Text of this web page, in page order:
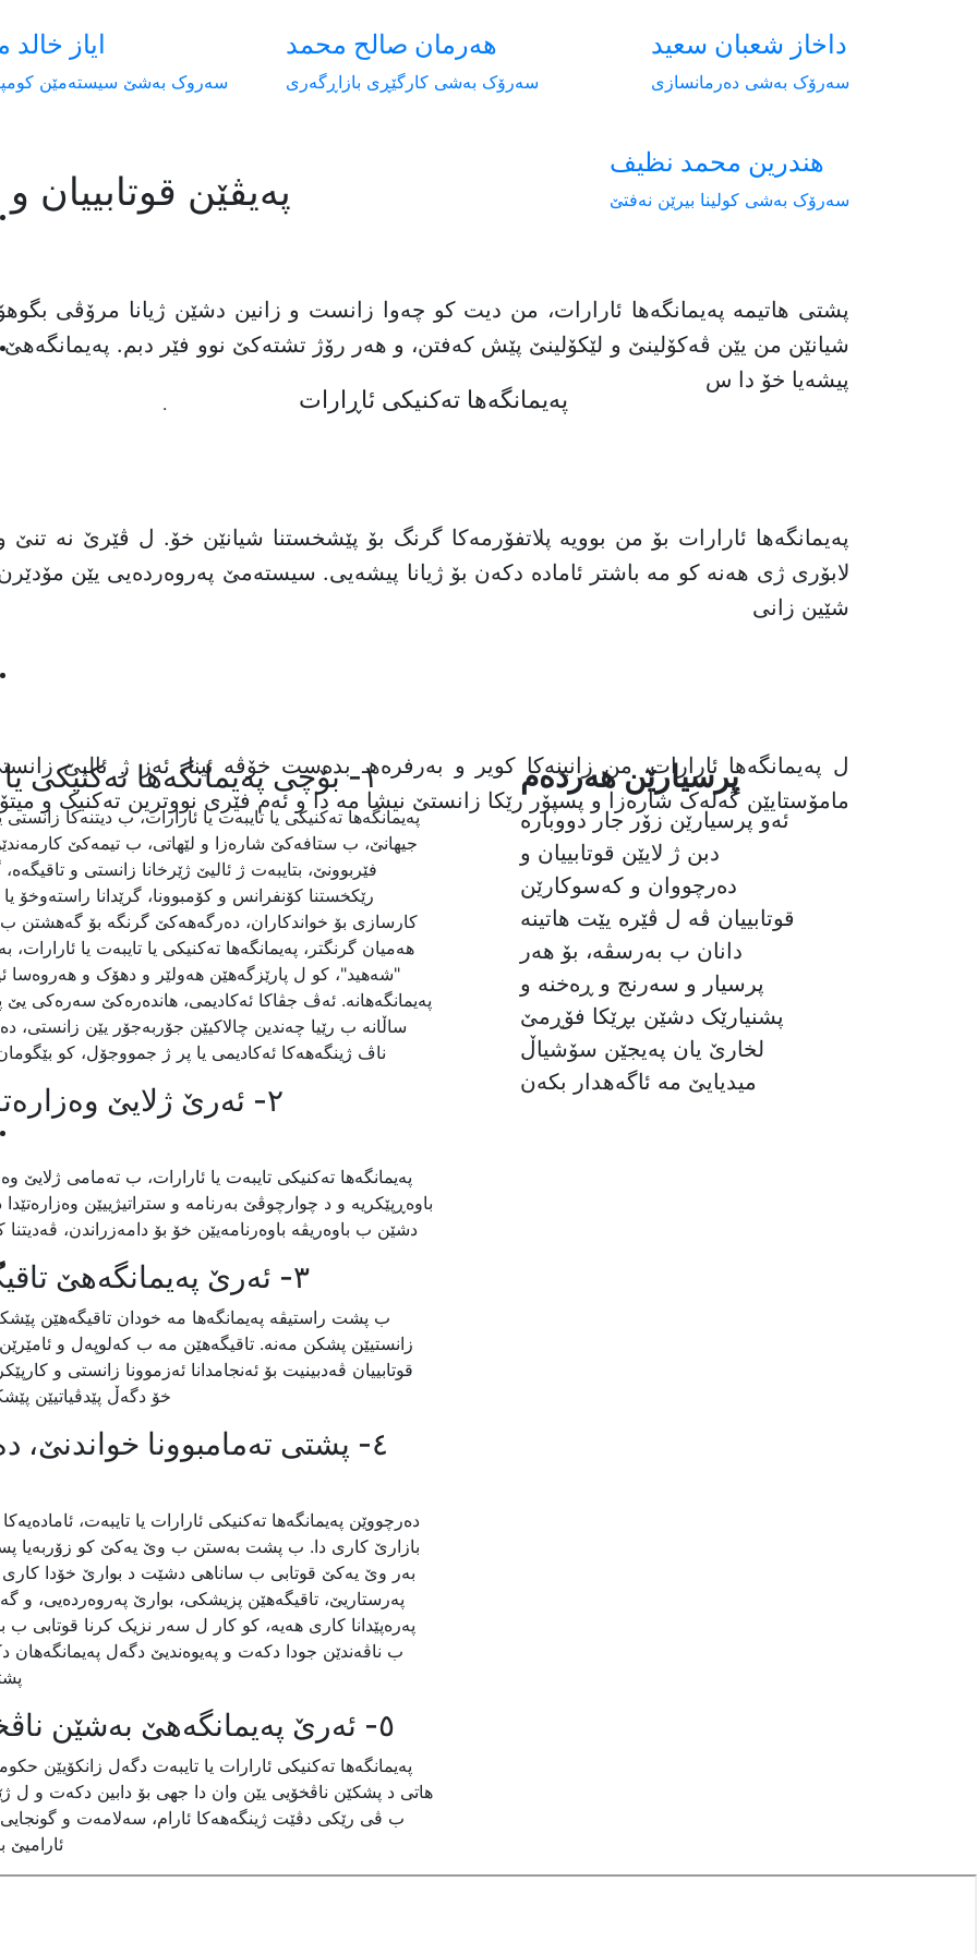
پەیمانگەها تەکنیکی ئاڕارات .
داخاز شعبان سعيد
سەرۆک بەشی دەرمانسازی
هەرمان صالح محمد
سەرۆک بەشی کارگێڕی بازاڕگەری
ایاز
سەروک بەشێ سیستەمێن
هندرین محمد نظيف
سەرۆک بەشی کولینا بیرێن نەفتێ پەیڤێن قوتابییان
پشتی هاتیمە پەیمانگەها ئارارات، من دیت کو چەوا زانست و زانین دشێن ژیانا مرۆڤی
شیانێن من یێن ڤەکۆلینێ و لێکۆلینێ پێش کەفتن، و هەر رۆژ تشتەکێ نوو فێر دبم.
پیشەیا خۆ دا س
پەیمانگەها ئارارات بۆ من بوویە پلاتفۆرمەکا گرنگ بۆ پێشخستنا شیانێن خۆ. ل ڤێرێ نە تنێ
لابۆری ژی هەنە کو مە باشتر ئامادە دکەن بۆ ژیانا پیشەیی. سیستەمێ پەروەردەیی یێن
شێین زانی
ل پەیمانگەها ئارارات، من زانینەکا کویر و بەرفرەهـ بدەست خۆڤە ئینا. ئەز ژ ئالیێ
مامۆستایێن گەلەک شارەزا و پسپۆر رێکا زانستێ نیشا مە دا و ئەم فێری نووترین تەکنیک و
پرسیارێن هەردەم
ئەو پرسیارێن زۆر جار دووبارە
دبن ژ لایێن قوتابییان و
دەرچووان و کەسوکارێن
قوتابییان ڤە ل ڤێرە یێت هاتینە
دانان ب بەرسڤە، بۆ هەر
پرسیار و سەرنج و ڕەخنە و
پشنیارێک دشێن بڕێکا فۆڕمێ
لخارێ یان پەیجێن سۆشیاڵ
میدیایێ مە ئاگەهدار بکەن
١- بۆچی پەیمانگەها تەکنیکی یا تایبەت یا ئارارات هەلبژێرین؟
پەیمانگەها تەکنیکی یا تایبەت یا ئارارات، ب دیتنەکا
جیهانێ، ب ستافەکێ شارەزا و لێهاتی، ب تیمەکێ
فێربوونێ، بتایبەت ژ ئالیێ ژێرخانا زانستی و
رێکخستنا کۆنفرانس و کۆمبوونا، گرێدانا
کارسازی بۆ خواندکاران، دەرگەهەکێ گرنگە بۆ گەهشتن ب
هەمیان گرنگتر، پەیمانگەها تەکنیکی یا تایبەت یا
"شەهید"، کو ل پارێزگەهێن هەولێر و دهۆک و هەروەسا
پەیمانگەهانە. ئەڤ جڤاکا ئەکادیمی، هاندەرەکێ سەرەکی یێ
ساڵانە ب رێیا چەندین چالاکیێن جۆربەجۆر یێن زانستی،
ناڤ ژینگەهەکا ئەکادیمی یا پر ژ جمووجۆل، کو
٢- ئەرێ ژلایێ
پەیمانگەها تەکنیکی تایبەت یا ئارارات، ب تەمامی ژلایێ
باوەڕپێکریە و د چوارچوڤێ بەرنامە و ستراتیژییێن وەزارەتێدا
دشێن ب باوەریڤە باوەرنامەیێن خۆ بۆ دامەزراندن، ڤەدیتنا
٣- ئەرێ پەیمانگەهێ تاقیگەهێن پێدڤی بۆ پشکان هەنە؟
ب پشت راستیڤە پەیمانگەها مە خودان تاقیگەهێن
زانستیێن پشکن مەنە. تاقیگەهێن مە ب کەلوپەل و
قوتابییان ڤەدبینیت بۆ ئەنجامدانا ئەزموونا زانستی و
خۆ دگەڵ پێدڤیاتیێن
٤- پشتی تەمامبوونا
دەرچووێن پەیمانگەها تەکنیکی ئارارات یا تایبەت،
بازارێ کاری دا. ب پشت بەستن ب وێ یەکێ کو زۆربەیا
بەر وێ یەکێ قوتابی ب ساناهی دشێت د بوارێ خۆدا کاری
پەرستاریێ، تاقیگەهێن پزیشکی، بوارێ پەروەردەیی، و
پەرەپێدانا کاری هەیە، کو کار ل سەر نزیک کرنا
ب ناڤەندێن جودا دکەت و پەیوەندیێ دگەل پەیمانگەهان
٥- ئەرێ پەیمانگەهێ بەشێن ناڤخۆیی بۆ قوتابیان دابین دکەت؟
پەیمانگەها تەکنیکی ئارارات یا تایبەت دگەل زانکۆیێن
هاتی د پشکێن ناڤخۆیی یێن وان دا جهی بۆ دابین دکەت و ل
ب ڤی رێکی دڤێت ژینگەهەکا ئارام، سەلامەت و